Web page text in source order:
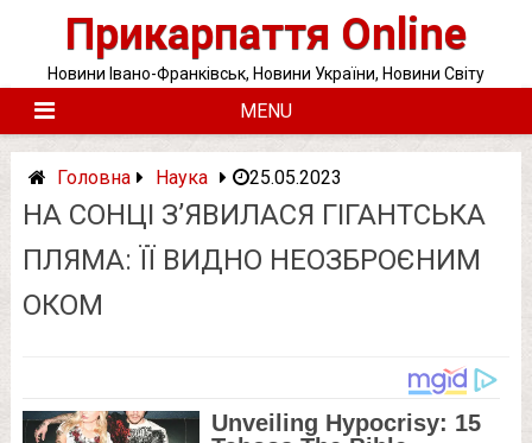
Прикарпаття Online
Новини Івано-Франківськ, Новини України, Новини Світу
MENU
Головна Наука 25.05.2023
НА СОНЦІ З’ЯВИЛАСЯ ГІГАНТСЬКА
ПЛЯМА: ЇЇ ВИДНО НЕОЗБРОЄНИМ
ОКОМ